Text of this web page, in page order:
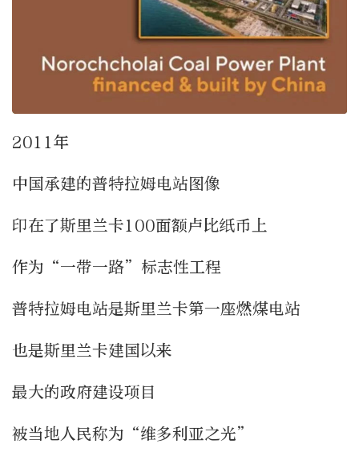
2011年
中国承建的普特拉姆电站图像
印在了斯里兰卡100面额卢比纸币上
作为“一带一路”标志性工程
普特拉姆电站是斯里兰卡第一座燃煤电站
也是斯里兰卡建国以来
最大的政府建设项目
被当地人民称为“维多利亚之光”